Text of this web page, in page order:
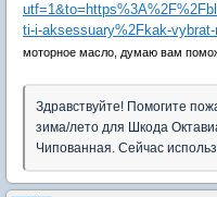
ti-i-aksessuary%2Fkak-
моторное масло, думаю вам
Здравствуйте! Помогите
зима/лето для Шкода
Чипованная. Сейчас